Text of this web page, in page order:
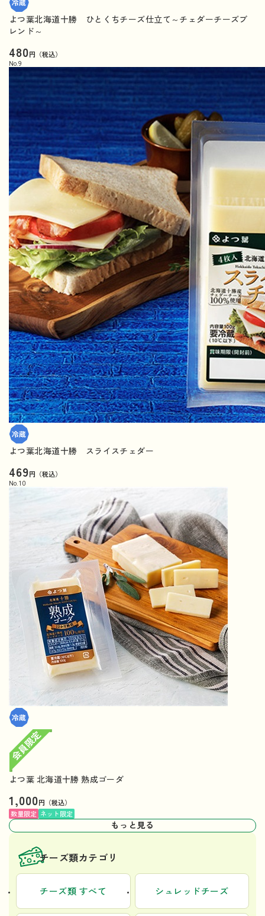
よつ葉北海道十勝 ひとくちチーズ仕立て～チェダーチーズブ
レンド～
480円（税込）
No. 9
よつ葉北海道十勝 スライスチェダー
469円（税込）
No. 10
よつ葉 北海道十勝 熟成ゴーダ
1,000円（税込）
数量限定 ネット限定
もっと見る
チーズ類カテゴリ
チーズ類 すべて シュレッドチーズ